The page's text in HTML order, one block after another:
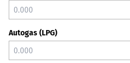
Autogas (LPG)